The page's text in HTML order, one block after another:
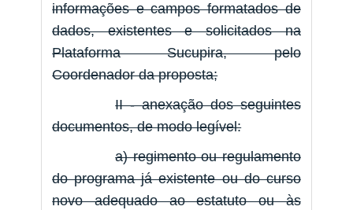
informações e campos formatados de
dados, existentes e solicitados na
Plataforma Sucupira, pelo
Coordenador da proposta;
II - anexação dos seguintes
documentos, de modo legível:
a) regimento ou regulamento
do programa já existente ou do curso
novo adequado ao estatuto ou às